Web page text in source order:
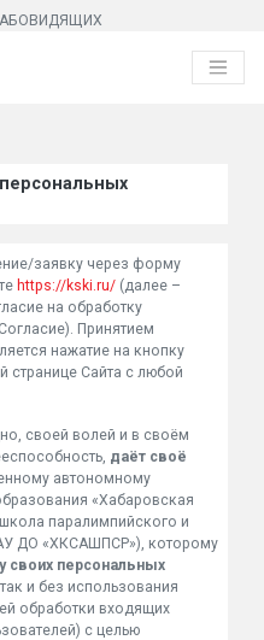
заявку через форму
https://kski.ru/ (далее –
на обработку
Принятием
нажатие на кнопку
странице Сайта с любой
своей волей и в своём
даёт своё
автономному
«Хабаровская
паралимпийского и
ДО «ХКСАШПСР»), которому
своих персональных
и без использования
обработки входящих
с целью